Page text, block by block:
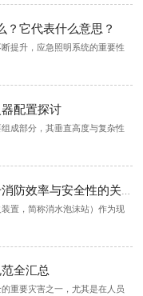
？它代表什么意思？
提升，应急照明系统的重要性
配置探讨
成部分，其垂直高度与复杂性
置，简称消水泡沫站）作为现
全汇总
重要灾害之一，尤其是在人员